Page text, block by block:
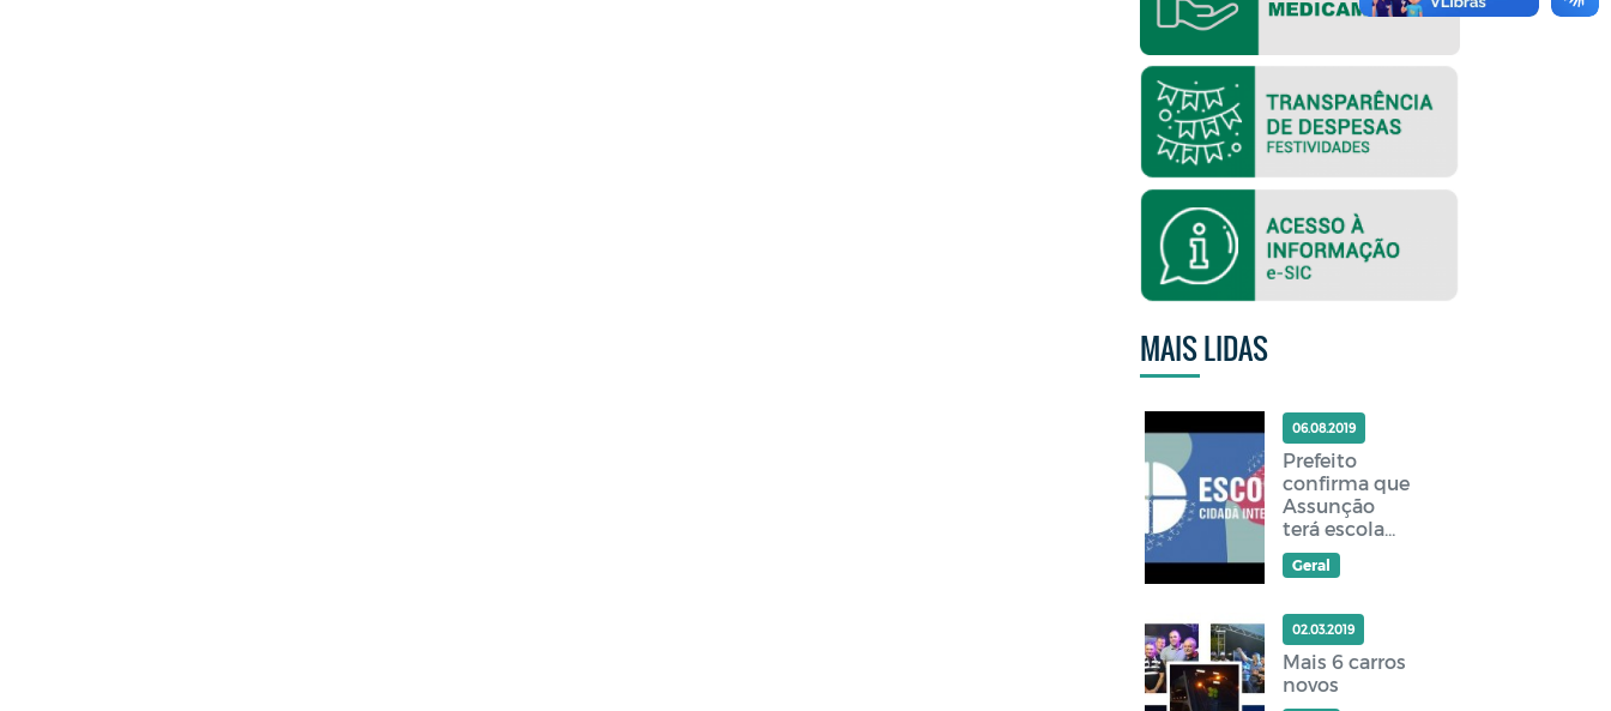
MAIS LIDAS
06.08.2019
Prefeito
confirma que
Assunção
terá escola
cidadã
integral
Geral
02.03.2019
Mais 6 carros
novos